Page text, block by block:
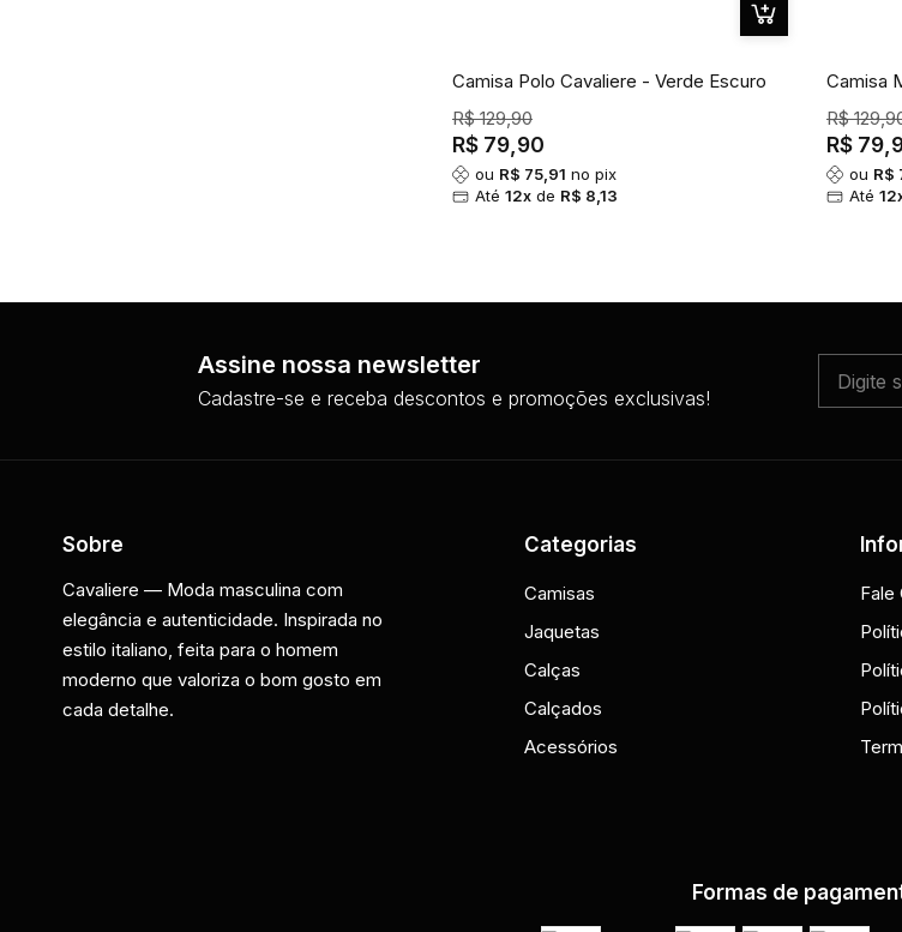
Camisa Polo Cavaliere - Verde Escuro
R$ 129,90
R$ 79,90
ou R$ 75,91 no pix
Até12x de R$ 8,13
Camisa
R$
R$
ou R$
Até
Assine nossa newsletter
Cadastre-se e receba descontos e promoções exclusivas!
Sobre
Cavaliere — Moda masculina com
elegância e autenticidade. Inspirada no
estilo italiano, feita para o homem
moderno que valoriza o bom gosto em
cada detalhe.
Categorias
Camisas
Jaquetas
Calças
Calçados
Acessórios
Fale
Formas de